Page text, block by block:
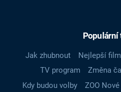
Populární
Jak zhubnout Nejlepší
TV program
Změna
Kdy budou volby
ZOO